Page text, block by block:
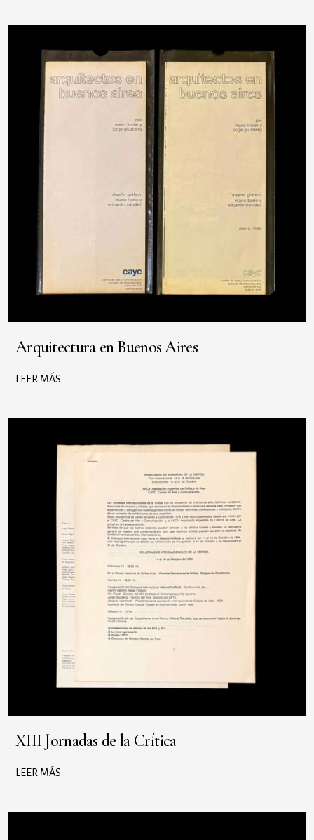
Arquitectura en Buenos Aires
LEER MÁS
XIII Jornadas de la Crítica
LEER MÁS